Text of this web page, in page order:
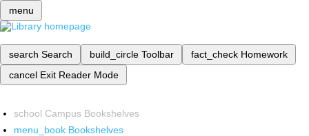
menu
search Search build_circle Toolbar fact_check Homework
cancel Exit Reader Mode
school Campus Bookshelves
menu_book Bookshelves